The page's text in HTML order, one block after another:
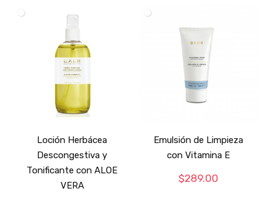
Loción Herbácea
Descongestiva y
Tonificante con ALOE
VERA
Emulsión de Limpieza
con Vitamina E
$289.00